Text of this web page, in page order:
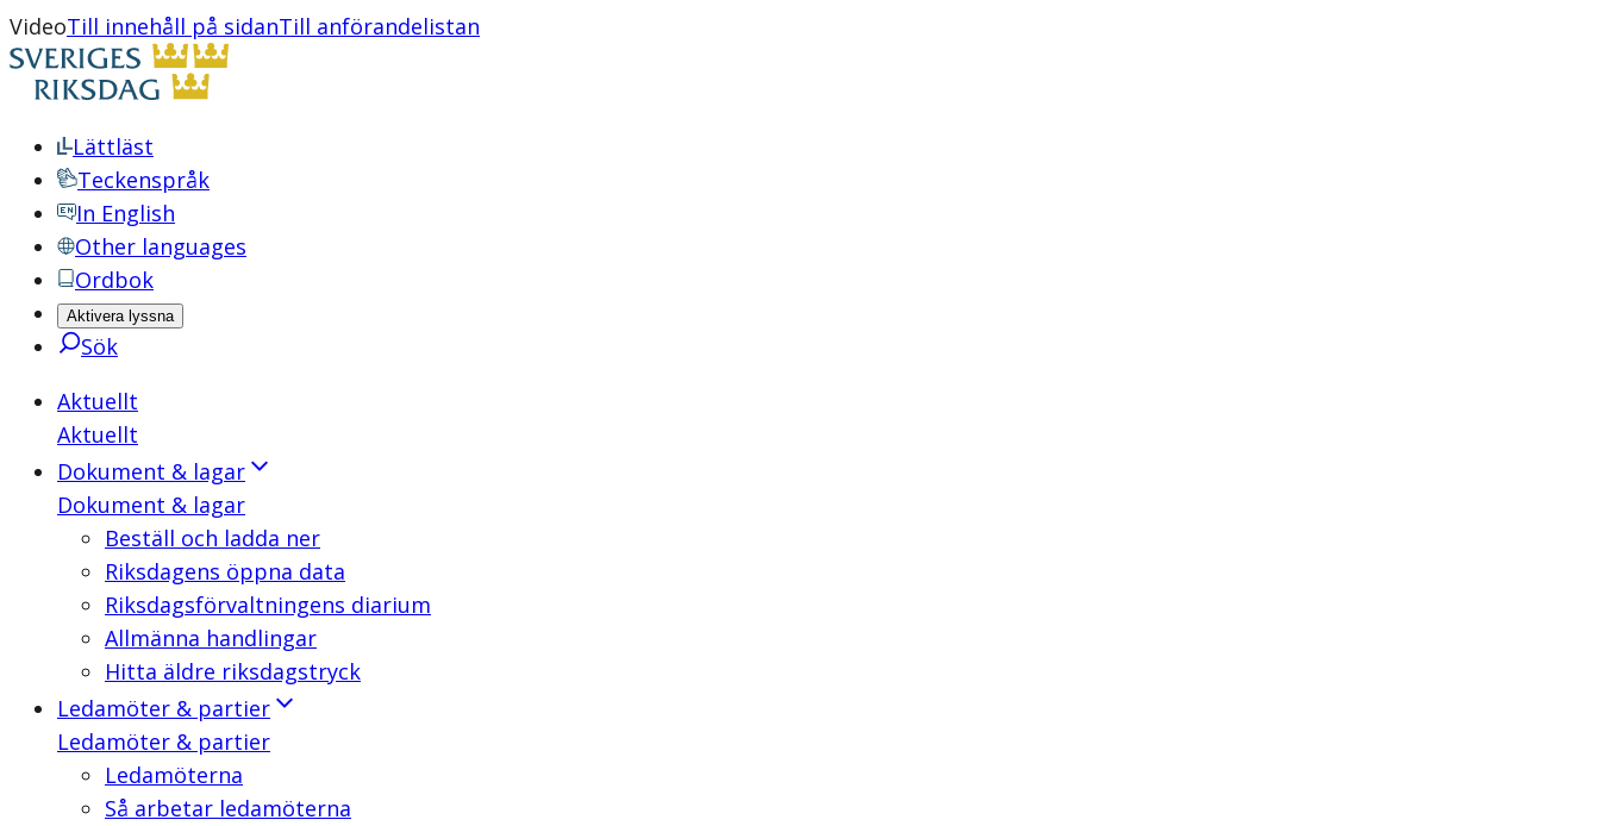
VideoTill innehåll på sidanTill anförandelistan
Lättläst
Teckenspråk
In English
Other languages
Ordbok
Aktivera lyssna
Sök
Aktuellt
Aktuellt
Dokument & lagar
Dokument & lagar
Beställ och ladda ner
Riksdagens öppna data
Riksdagsförvaltningens diarium
Allmänna handlingar
Hitta äldre riksdagstryck
Ledamöter & partier
Ledamöter & partier
Ledamöterna
Så arbetar ledamöterna